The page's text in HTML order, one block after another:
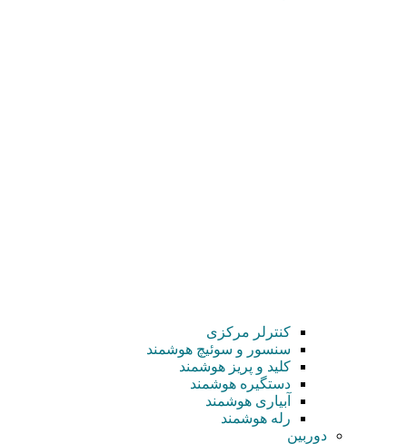
کنترلر مرکزی
سنسور و سوئیچ هوشمند
کلید و پریز هوشمند
دستگیره هوشمند
آبیاری هوشمند
رله هوشمند
دوربین